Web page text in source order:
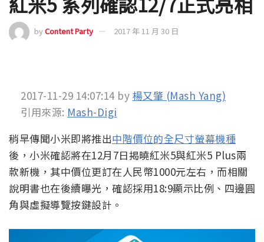
byContent Party 2017 年 11 月 30 日
2017-11-29 14:07:14by 楊又肇 (Mash Yang)
引用來源: Mash-Digi
稍早傳聞小米即將推出中階價位的全尺寸螢幕機種
後，小米確認將在12月7日揭曉紅米5與紅米5 Plus兩
款新機，其中價位更訂在人民幣1000元左右，而相關
說明書也在後續曝光，確認採用18:9顯示比例、四邊圓
角與虛擬導覽按鍵設計。